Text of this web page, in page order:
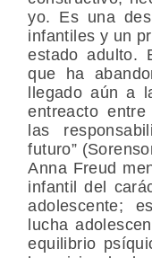
yo. Es una
infantiles y un
estado adulto.
que ha
llegado aún a
entreacto
las
futuro”
Anna Freud
infantil del
adolescente;
lucha
equilibrio